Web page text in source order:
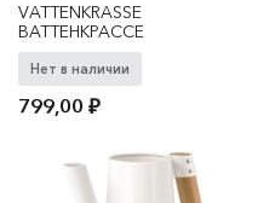
VATTENKRASSE
ВАТТЕНКРАССЕ
Нет в наличии
799,00₽